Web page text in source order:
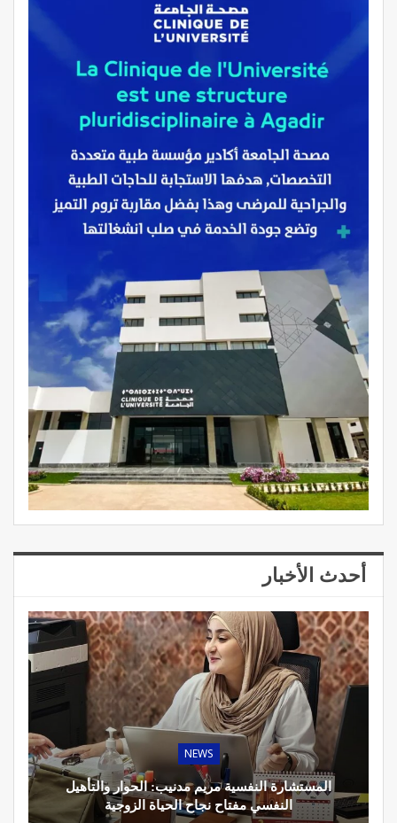
أحدث الأخبار
NEWS
المستشارة النفسية مريم مدنيب: الحوار والتأهيل
النفسي مفتاح نجاح الحياة الزوجية